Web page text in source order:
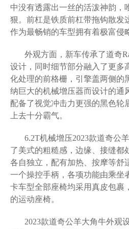
中没有透露出一丝的活泼神韵，
狠。前杠是铁质前杠带拖钩散发
作为最畅销的车型拥有着极富侵
外观方面，新车传承了道奇
设计，同时细节部分融入了更多
化处理的前格栅，引擎盖两侧的
纳巨大的机械增压器而设计的通
配备了视觉冲击力更强的黑色轮
上去十分霸气。
6.2T机械增压2023款道奇公
了美式的粗糙感，边缘、接缝都
各自独立，配有加热、按摩等舒
一个操控手柄，各项功能由乘坐
卡车型全部座椅均采用真皮包裹
的运动座椅。
2023款道奇公羊大角牛外观